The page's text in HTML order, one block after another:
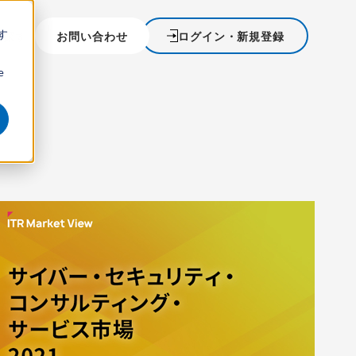
す お問い合わせ ログイン・新規登録